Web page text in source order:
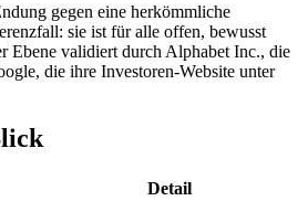
gegen eine herkömmliche
sie ist für alle offen, bewusst
Ebene validiert durch Alphabet Inc., die
die ihre Investoren-Website unter
Detail